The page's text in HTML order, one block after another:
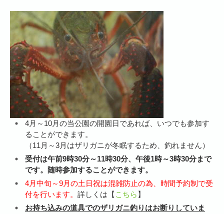
4月～10月の当公園の開園日であれば、いつでも参加す
ることができます。
（11月～3月はザリガニが冬眠するため、釣れません）
受付は午前9時30分～11時30分、午後1時～3時30分まで
です。随時参加することができます。
4月中旬～9月の土日祝は混雑防止の為、時間予約制で受
付を行います。 詳しくは【 こちら 】
お持ち込みの道具でのザリガニ釣りはお断りしていま